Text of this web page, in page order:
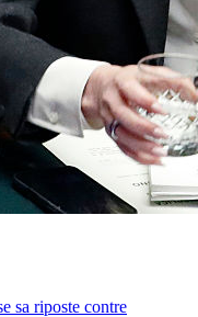
sa riposte contre